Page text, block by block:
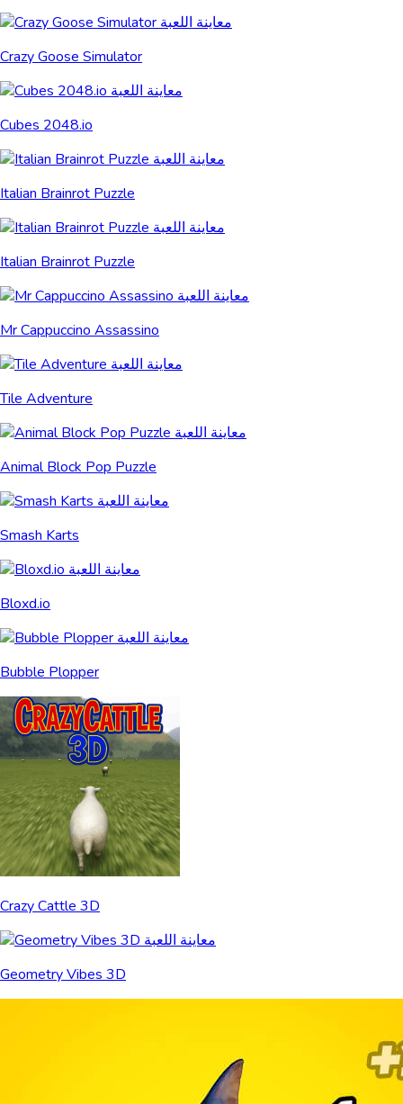
Crazy Goose Simulator
Cubes 2048.io
Italian Brainrot Puzzle
Italian Brainrot Puzzle
Mr Cappuccino Assassino
Tile Adventure
Animal Block Pop Puzzle
Smash Karts
Bloxd.io
Bubble Plopper
Crazy Cattle 3D
Geometry Vibes 3D